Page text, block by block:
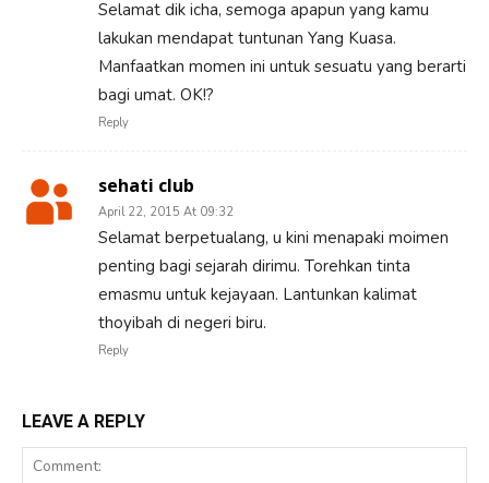
Selamat dik icha, semoga apapun yang kamu
lakukan mendapat tuntunan Yang Kuasa.
Manfaatkan momen ini untuk sesuatu yang berarti
bagi umat. OK!?
Reply
sehati club
April 22, 2015 At 09:32
Selamat berpetualang, u kini menapaki moimen
penting bagi sejarah dirimu. Torehkan tinta
emasmu untuk kejayaan. Lantunkan kalimat
thoyibah di negeri biru.
Reply
LEAVE A REPLY